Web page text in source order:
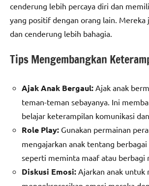
cenderung lebih percaya diri dan
yang positif dengan orang lain. Mereka
dan cenderung lebih bahagia.
Tips Mengembangkan
Ajak Anak Bergaul: Ajak anak
teman-teman sebayanya. Ini
belajar keterampilan komunikasi
Role Play: Gunakan permainan
mengajarkan anak tentang berbagai
seperti meminta maaf atau berbagi
Diskusi Emosi: Ajarkan anak untuk